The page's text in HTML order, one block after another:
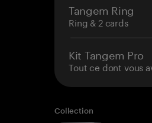
Tangem Ring
Ring & 2 cards
Kit Tangem Pro
Tout ce dont vous
Collection